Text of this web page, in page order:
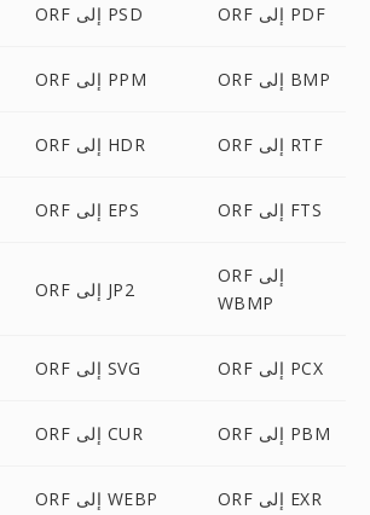
ORF إلى PSD ORF إلى PDF
ORF إلى PPM ORF إلى BMP
ORF إلى HDR ORF إلى RTF
ORF إلى EPS ORF إلى FTS
ORF إلى JP2
ORF إلى
WBMP
ORF إلى SVG ORF إلى PCX
ORF إلى CUR ORF إلى PBM
ORF إلى WEBP ORF إلى EXR